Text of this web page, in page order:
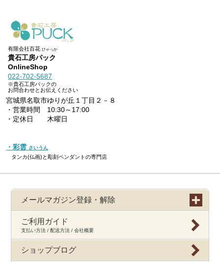
有限会社百花ひゃっか
貴石工房パック
OnlineShop
022-702-5687
※貴石工房パックの
お問合わせとお伝えください
宮城県名取市ゆりが丘１丁目２－８
・営業時間 10:30～17:00
・定休日 木曜日
・彩雲 さいうん
タンカ(仏画)と彫刻ペンダントの専門店
メールマガジン登録・解除
ご利用ガイド
支払い方法 / 配送方法 / 会社概要
ショップブログ